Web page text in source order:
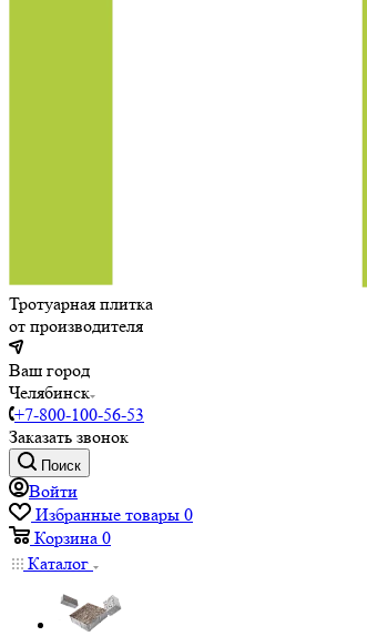
Тротуарная плитка
от производителя
Ваш город
Челябинск
+7-800-100-56-53
Заказать звонок
Поиск
Войти
Избранные товары 0
Корзина 0
Каталог